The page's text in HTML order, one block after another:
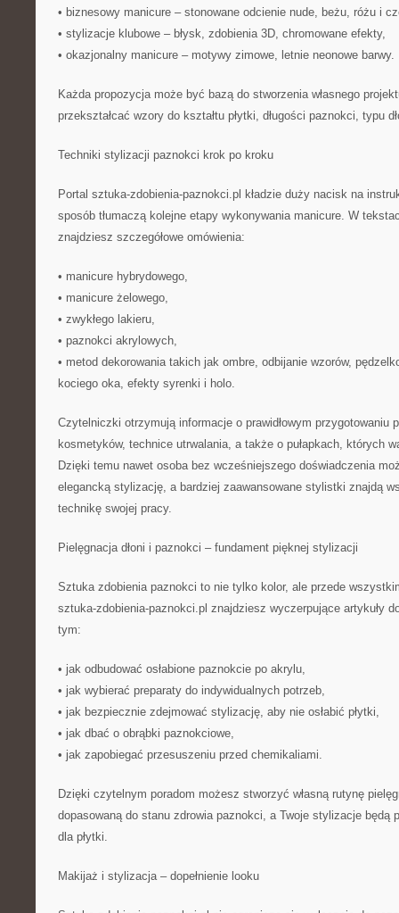
• biznesowy manicure – stonowane odcienie nude, beżu, różu i
• stylizacje klubowe – błysk, zdobienia 3D, chromowane efekty,
• okazjonalny manicure – motywy zimowe, letnie neonowe barwy.
Każda propozycja może być bazą do stworzenia własnego
przekształcać wzory do kształtu płytki, długości paznokci, typu
Techniki stylizacji paznokci krok po kroku
Portal sztuka-zdobienia-paznokci.pl kładzie duży nacisk na
sposób tłumaczą kolejne etapy wykonywania manicure. W
znajdziesz szczegółowe omówienia:
• manicure hybrydowego,
• manicure żelowego,
• zwykłego lakieru,
• paznokci akrylowych,
• metod dekorowania takich jak ombre, odbijanie wzorów,
kociego oka, efekty syrenki i holo.
Czytelniczki otrzymują informacje o prawidłowym przygotowaniu
kosmetyków, technice utrwalania, a także o pułapkach, których
Dzięki temu nawet osoba bez wcześniejszego doświadczenia
elegancką stylizację, a bardziej zaawansowane stylistki znajdą
technikę swojej pracy.
Pielęgnacja dłoni i paznokci – fundament pięknej stylizacji
Sztuka zdobienia paznokci to nie tylko kolor, ale przede
sztuka-zdobienia-paznokci.pl znajdziesz wyczerpujące artykuły
tym:
• jak odbudować osłabione paznokcie po akrylu,
• jak wybierać preparaty do indywidualnych potrzeb,
• jak bezpiecznie zdejmować stylizację, aby nie osłabić płytki,
• jak dbać o obrąbki paznokciowe,
• jak zapobiegać przesuszeniu przed chemikaliami.
Dzięki czytelnym poradom możesz stworzyć własną rutynę
dopasowaną do stanu zdrowia paznokci, a Twoje stylizacje będą
dla płytki.
Makijaż i stylizacja – dopełnienie looku